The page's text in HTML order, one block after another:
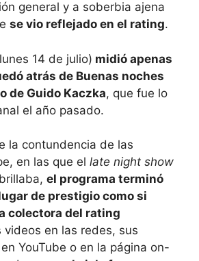
general y a soberbia ajena
se vio reflejado en el rating.
14 de julio) midió apenas
atrás de Buenas noches
de Guido Kaczka, que fue lo
el año pasado.
la contundencia de las
en las que el late night show
el programa terminó
de prestigio como si
colectora del rating
videos en las redes, sus
YouTube o en la página on-